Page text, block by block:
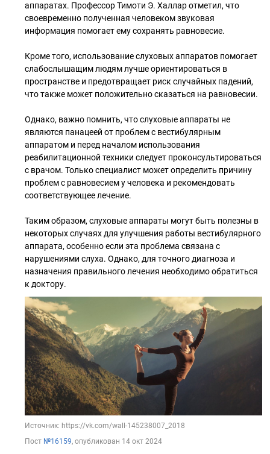
аппаратах. Профессор Тимоти Э. Халлар отметил, что
своевременно полученная человеком звуковая
информация помогает ему сохранять равновесие.
Кроме того, использование слуховых аппаратов помогает
слабослышащим людям лучше ориентироваться в
пространстве и предотвращает риск случайных падений,
что также может положительно сказаться на равновесии.
Однако, важно помнить, что слуховые аппараты не
являются панацеей от проблем с вестибулярным
аппаратом и перед началом использования
реабилитационной техники следует проконсультироваться
с врачом. Только специалист может определить причину
проблем с равновесием у человека и рекомендовать
соответствующее лечение.
Таким образом, слуховые аппараты могут быть полезны в
некоторых случаях для улучшения работы вестибулярного
аппарата, особенно если эта проблема связана с
нарушениями слуха. Однако, для точного диагноза и
назначения правильного лечения необходимо обратиться
к доктору.
Источник: https://vk.com/wall-145238007_2018
Пост №16159, опубликован 14 окт 2024